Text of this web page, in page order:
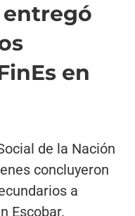
en
de la Nación
concluyeron
a
Escobar.